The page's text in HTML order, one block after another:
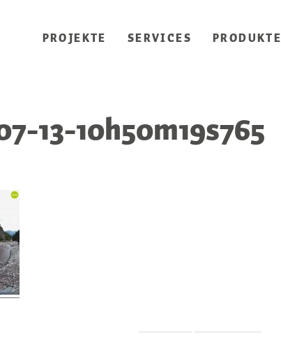
PROJEKTE SERVICES PRODUKTE
13-10h50m19s765